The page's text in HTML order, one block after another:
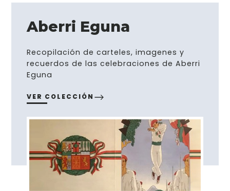
Aberri Eguna
Recopilación de carteles, imagenes y
recuerdos de las celebraciones de Aberri
Eguna
VER COLECCIÓN